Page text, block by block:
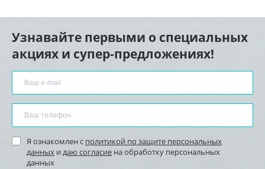
Узнавайте первыми о специальных
акциях и супер-предложениях!
Я ознакомлен с политикой по защите персональных
данных и даю согласие на обработку персональных
данных